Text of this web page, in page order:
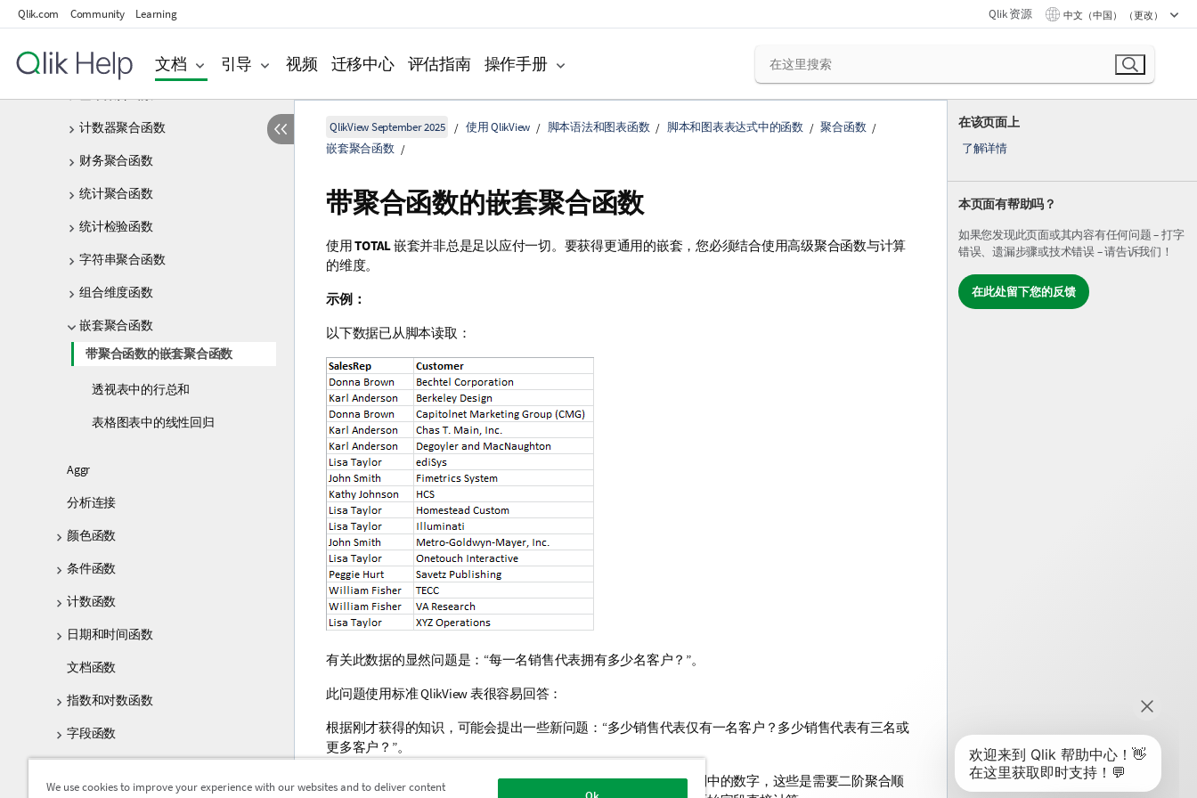
Qlik.com Community Learning Qlik 资源 中文（中国） （更改）
文档 引导 视频 迁移中心 评估指南 操作手册
运算符
聚合函数
计数器聚合函数
财务聚合函数
统计聚合函数
统计检验函数
字符串聚合函数
组合维度函数
嵌套聚合函数
带聚合函数的嵌套聚合函数
透视表中的行总和
表格图表中的线性回归
Aggr
分析连接
颜色函数
条件函数
计数函数
日期和时间函数
文档函数
指数和对数函数
字段函数
在该页面上
了解详情
本页面有帮助吗？
如果您发现此页面或其内容有任何问题 – 打字
错误、遗漏步骤或技术错误 – 请告诉我们！
在此处留下您的反馈
QlikView September 2025 使用 QlikView 脚本语法和图表函数 脚本和图表表达式中的函数
聚合函数
嵌套聚合函数
带聚合函数的嵌套聚合函数
使用TOTAL嵌套并非总是足以应付一切。要获得更通用的嵌套，您必须结合使用高级聚合函数与计算
的维度。
示例：
以下数据已从脚本读取：
有关此数据的显然问题是： “每一名销售代表拥有多少名客户？”。
此问题使用标准QlikView表很容易回答：
根据刚才获得的知识，可能会提出一些新问题： “多少销售代表仅有一名客户？多少销售代表有三名或
更多客户？”。
如果您忽略此简单案例中的事实：您可以轻松地手动计数表达式列中的数字，这些是需要二阶聚合顺
We use cookies to improve your experience with our websites and to deliver content